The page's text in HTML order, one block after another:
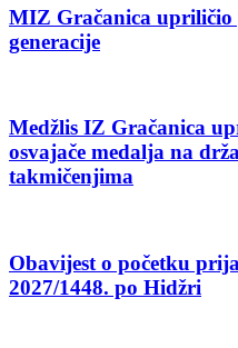
MIZ Gračanica upriličio
generacije
Medžlis IZ Gračanica
osvajače medalja na
takmičenjima
Obavijest o početku
2027/1448. po Hidžri